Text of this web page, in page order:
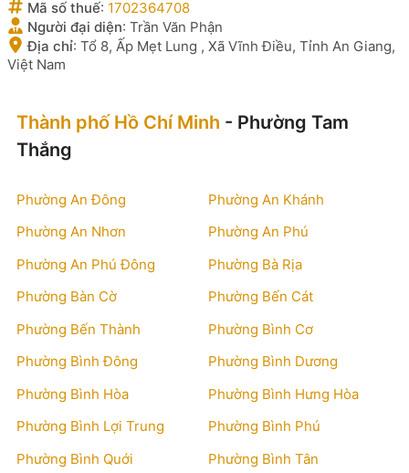
Mã số thuế: 1702364708
Người đại diện: Trần Văn Phận
Địa chỉ: Tổ 8, Ấp Mẹt Lung , Xã Vĩnh Điều, Tỉnh An Giang,
Việt Nam
Thành phố Hồ Chí Minh - Phường Tam
Thắng
Phường An Đông
Phường An Khánh
Phường An Nhơn
Phường An Phú
Phường An Phú Đông
Phường Bà Rịa
Phường Bàn Cờ
Phường Bến Cát
Phường Bến Thành
Phường Bình Cơ
Phường Bình Đông
Phường Bình Dương
Phường Bình Hòa
Phường Bình Hưng Hòa
Phường Bình Lợi Trung
Phường Bình Phú
Phường Bình Quới
Phường Bình Tân